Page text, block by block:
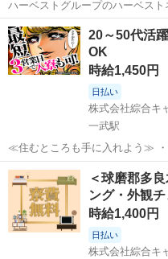
ハーベストグループのハーベスト
給食の野菜の切裁・食事の盛付
ます。 生徒たちに毎回美味しく
凝らした業務をお願いします。 子
熊本 球磨郡 その他
20～50代活
OK
時給1,450円
日払い
株式会社綜合キ
一武駅
≪住むところも手に入れよう≫
ら出て新しい場所で働いてみた
い。 そんな方にピッタリな「寮
通費も当社が負担(規定有)！...
熊本 球磨郡 一武駅 工
＜球磨郡多
ング・外観
時給1,400円
日払い
株式会社綜合キ